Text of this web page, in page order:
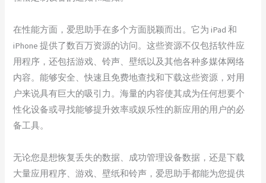
在性能方面，爱思助手在多个方面脱颖而出。它为 iPad 和
iPhone 提供了数百万资源的访问。这些资源不仅包括软件应
用程序，还包括游戏、铃声、壁纸以及其他各种多媒体网络
内容。能够安全、快速且免费地查找和下载这些资源，对用
户来说具有巨大的吸引力。海量的内容使其成为任何想要个
性化设备或寻找能够提升效率或娱乐性的新应用的用户的必
备工具。
无论您是想恢复丢失的数据、成功管理设备数据，还是下载
大量应用程序、游戏、壁纸和铃声，爱思助手都能为您提供